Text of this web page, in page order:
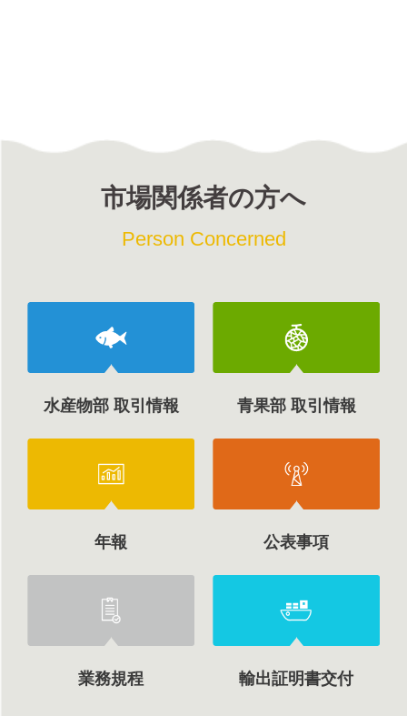
市場関係者の方へ
Person Concerned
水産物部 取引情報 青果部 取引情報
年報 公表事項
業務規程 輸出証明書交付